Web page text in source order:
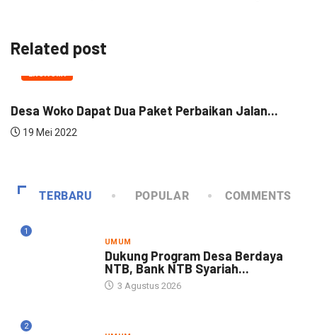
Related post
EKONOMI
Desa Woko Dapat Dua Paket Perbaikan Jalan...
19 Mei 2022
TERBARU POPULAR COMMENTS
1
UMUM
Dukung Program Desa Berdaya
NTB, Bank NTB Syariah...
3 Agustus 2026
2